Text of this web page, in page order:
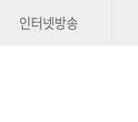
인터넷방송